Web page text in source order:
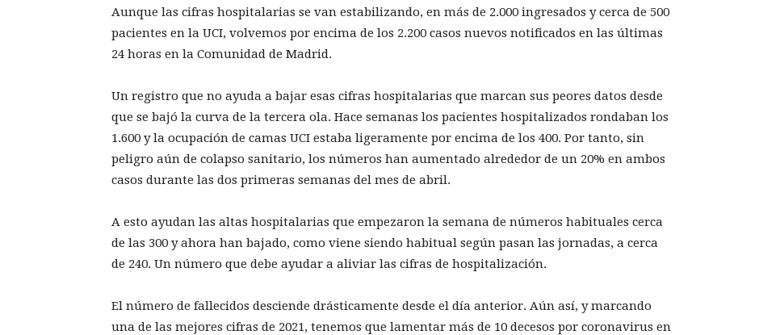
Aunque las cifras hospitalarias se van estabilizando, en más de 2.000 ingresados y cerca de 500
pacientes en la UCI, volvemos por encima de los 2.200 casos nuevos notificados en las últimas
24 horas en la Comunidad de Madrid.
Un registro que no ayuda a bajar esas cifras hospitalarias que marcan sus peores datos desde
que se bajó la curva de la tercera ola. Hace semanas los pacientes hospitalizados rondaban los
1.600 y la ocupación de camas UCI estaba ligeramente por encima de los 400. Por tanto, sin
peligro aún de colapso sanitario, los números han aumentado alrededor de un 20% en ambos
casos durante las dos primeras semanas del mes de abril.
A esto ayudan las altas hospitalarias que empezaron la semana de números habituales cerca
de las 300 y ahora han bajado, como viene siendo habitual según pasan las jornadas, a cerca
de 240. Un número que debe ayudar a aliviar las cifras de hospitalización.
El número de fallecidos desciende drásticamente desde el día anterior. Aún así, y marcando
una de las mejores cifras de 2021, tenemos que lamentar más de 10 decesos por coronavirus en